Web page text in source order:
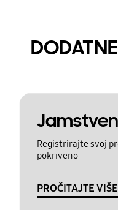
Registrirajte svoj
pokriveno
PROČITAJTE VIŠE